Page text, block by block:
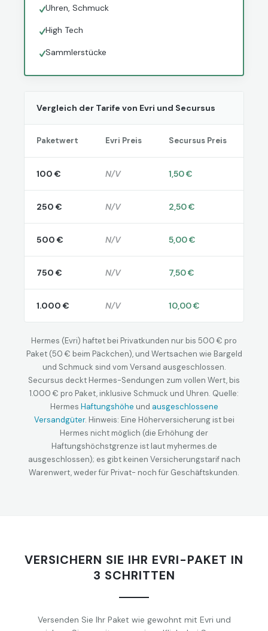
Uhren, Schmuck
High Tech
Sammlerstücke
Vergleich der Tarife von Evri und Secursus
Paketwert Evri Preis Secursus Preis
100 € N/V 1,50 €
250 € N/V 2,50 €
500 € N/V 5,00 €
750 € N/V 7,50 €
1.000 € N/V 10,00 €
Hermes (Evri) haftet bei Privatkunden nur bis 500 € pro
Paket (50 € beim Päckchen), und Wertsachen wie Bargeld
und Schmuck sind vom Versand ausgeschlossen.
Secursus deckt Hermes-Sendungen zum vollen Wert, bis
1.000 € pro Paket, inklusive Schmuck und Uhren. Quelle:
Hermes Haftungshöhe und ausgeschlossene
Versandgüter. Hinweis: Eine Höherversicherung ist bei
Hermes nicht möglich (die Erhöhung der
Haftungshöchstgrenze ist laut myhermes.de
ausgeschlossen); es gibt keinen Versicherungstarif nach
Warenwert, weder für Privat- noch für Geschäftskunden.
VERSICHERN SIE IHR EVRI-PAKET IN
3 SCHRITTEN
Versenden Sie Ihr Paket wie gewohnt mit Evri und